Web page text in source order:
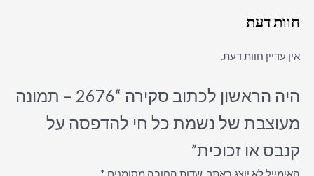
חוות דעת
אין עדיין חוות דעת.
היה הראשון לכתוב סקירה “2676 – תמונה
מעוצבת של נשמת כל חי להדפסה על
קנבס או זכוכית”
האימייל לא יוצג באתר. שדות החובה מסומנים *